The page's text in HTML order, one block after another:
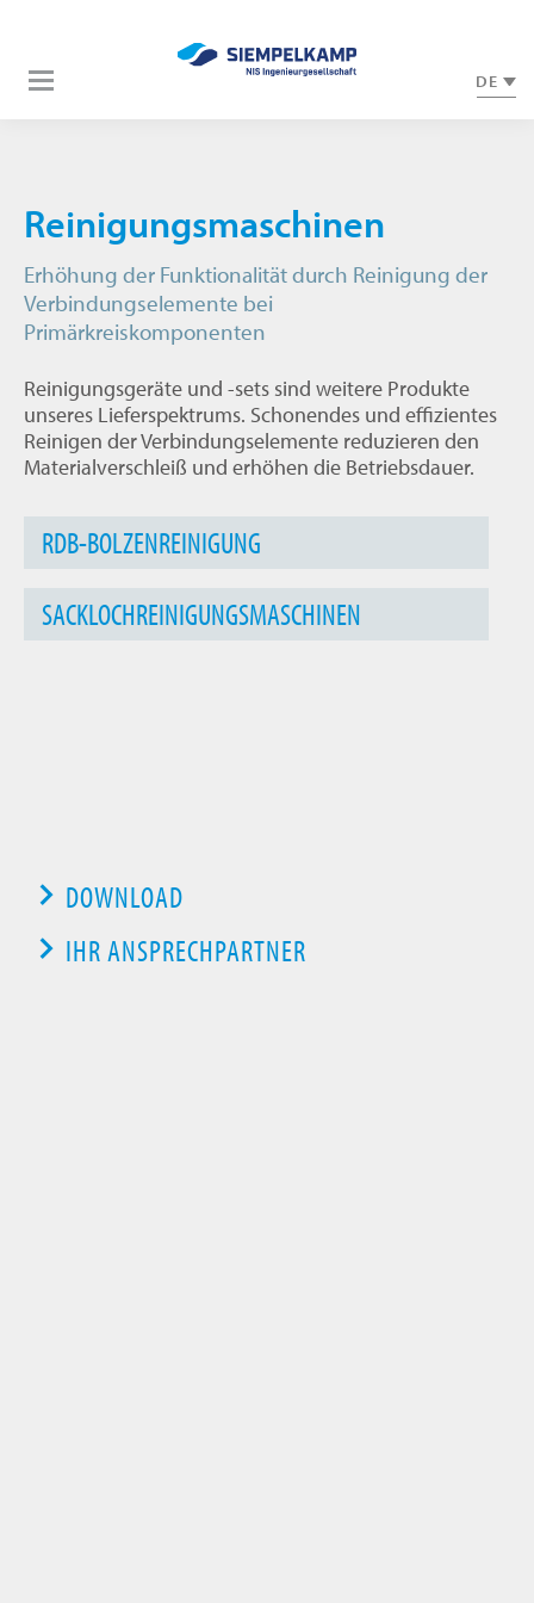
DE
Reinigungsmaschinen
Erhöhung der Funktionalität durch Reinigung der
Verbindungselemente bei
Primärkreiskomponenten
Reinigungsgeräte und -sets sind weitere Produkte
unseres Lieferspektrums. Schonendes und effizientes
Reinigen der Verbindungselemente reduzieren den
Materialverschleiß und erhöhen die Betriebsdauer.
RDB-BOLZENREINIGUNG
SACKLOCHREINIGUNGSMASCHINEN
DOWNLOAD
IHR ANSPRECHPARTNER